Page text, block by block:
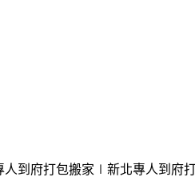
人到府打包搬家 ∣新北專人到府